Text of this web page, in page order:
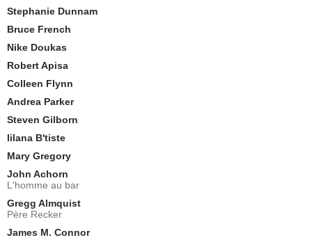
Stephanie Dunnam
Bruce French
Nike Doukas
Robert Apisa
Colleen Flynn
Andrea Parker
Steven Gilborn
Iilana B'tiste
Mary Gregory
John Achorn
L'homme au bar
Gregg Almquist
Père Recker
James M. Connor